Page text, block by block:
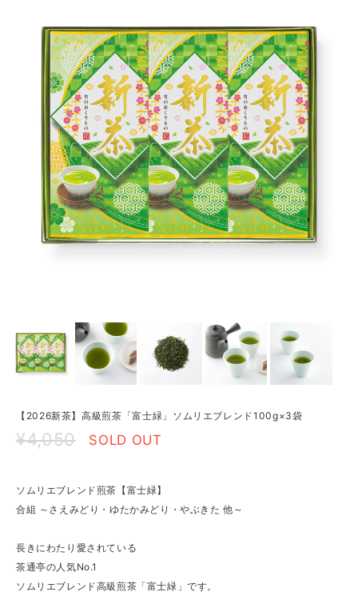
【2026新茶】高級煎茶「富士緑」ソムリエブレンド100g×3袋
¥4,050 SOLD OUT
ソムリエブレンド煎茶【富士緑】
合組 ～さえみどり・ゆたかみどり・やぶきた 他～
長きにわたり愛されている
茶通亭の人気No.1
ソムリエブレンド高級煎茶「富士緑」です。